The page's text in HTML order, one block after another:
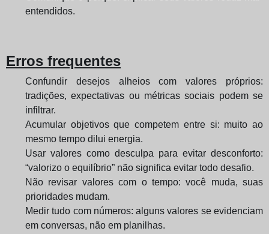
entendidos.
Erros frequentes
Confundir desejos alheios com valores próprios:
tradições, expectativas ou métricas sociais podem se
infiltrar.
Acumular objetivos que competem entre si: muito ao
mesmo tempo dilui energia.
Usar valores como desculpa para evitar desconforto:
“valorizo o equilíbrio” não significa evitar todo desafio.
Não revisar valores com o tempo: você muda, suas
prioridades mudam.
Medir tudo com números: alguns valores se evidenciam
em conversas, não em planilhas.